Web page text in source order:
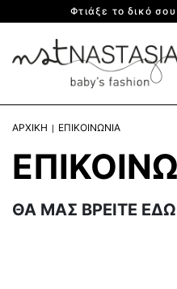
Φτιάξε το δικό
ΑΡΧΙΚΗ ΕΠΙΚΟΙΝΩΝΙΑ
ΘΑ ΜΑΣ ΒΡΕΙΤΕ ΕΔΩ